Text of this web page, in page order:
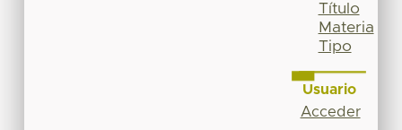
Título
Materia
Tipo
Usuario
Acceder